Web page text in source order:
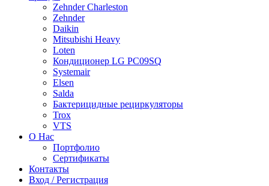
Zehnder Charleston
Zehnder
Daikin
Mitsubishi Heavy
Loten
Кондиционер LG PC09SQ
Systemair
Elsen
Salda
Бактерицидные рециркуляторы
Trox
VTS
О Нас
Портфолио
Сертификаты
Контакты
Вход / Регистрация